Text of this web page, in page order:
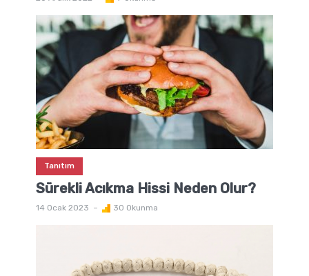
Tanıtım
Sürekli Acıkma Hissi Neden Olur?
14 Ocak 2023 30 Okunma